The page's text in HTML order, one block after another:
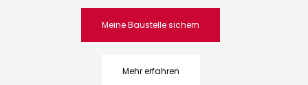
Meine Baustelle sichern
Mehr erfahren